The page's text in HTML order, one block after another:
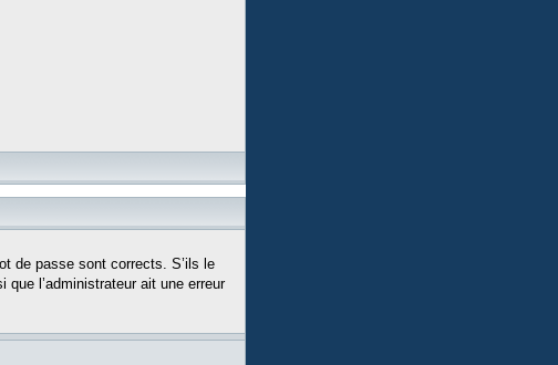
de passe sont corrects. S’ils le
l’administrateur ait une erreur